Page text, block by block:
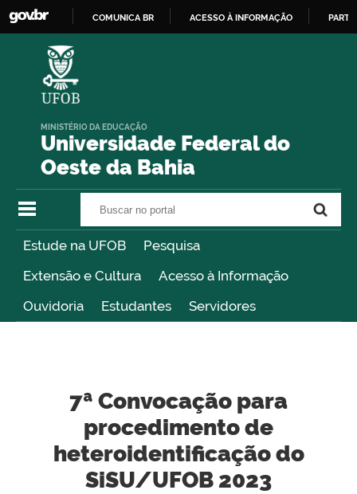
COMUNICA BR ACESSO À INFORMAÇÃO
Universidade Federal do
Oeste da Bahia
MINISTÉRIO DA EDUCAÇÃO
Estude na UFOB
Pesquisa
Extensão e Cultura
Acesso à Informação
Ouvidoria
Estudantes Servidores
7ª Convocação para
procedimento de
heteroidentificação do
SiSU/UFOB 2023